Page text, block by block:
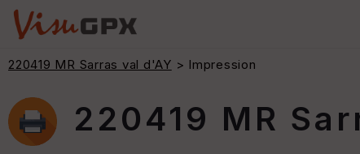
220419 MR Sarras val d'AY > Impression
220419 MR